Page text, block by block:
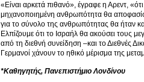
«Είναι αρκετά πιθανό», έγραφε η Αρεντ,
μηχανοποιημένη ανθρωπότητα θα
για το σύνολο της ανθρωπότητας θα ήταν
Ελπίζουμε ότι το Ισραήλ θα ακούσει τους
από τη διεθνή συνείδηση –και το Διεθνές
Γερμανοί χάνουν το ηθικό μέρισμα της
*Καθηγητής, Πανεπιστήμιο Λονδίνου